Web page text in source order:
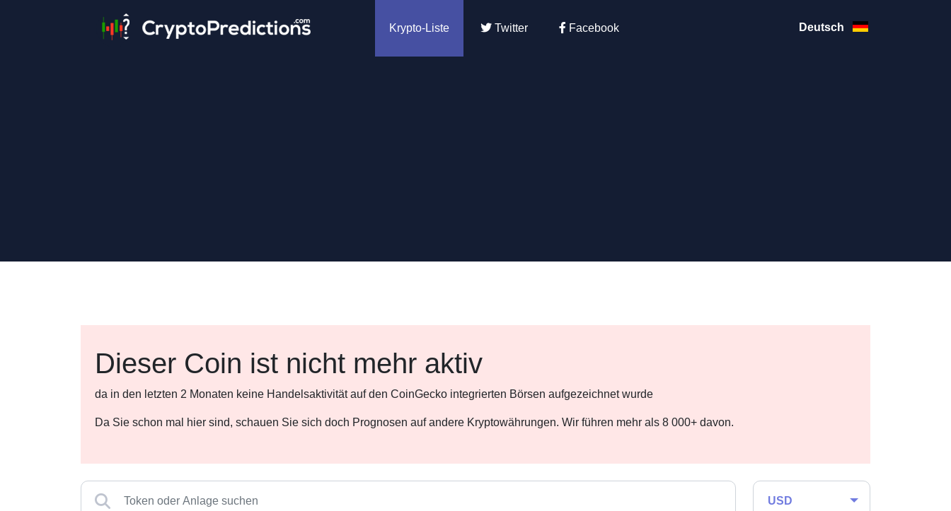
Krypto-Liste Twitter Facebook Deutsch
Dieser Coin ist nicht mehr aktiv
da in den letzten 2 Monaten keine Handelsaktivität auf den CoinGecko integrierten Börsen aufgezeichnet wurde
Da Sie schon mal hier sind, schauen Sie sich doch Prognosen auf andere Kryptowährungen. Wir führen mehr als 8 000+ davon.
USD